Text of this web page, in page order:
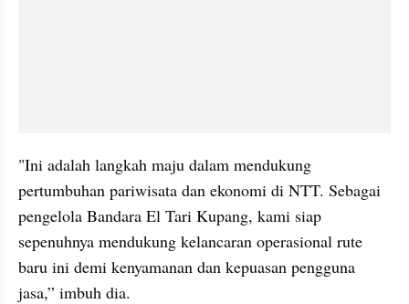
"Ini adalah langkah maju dalam mendukung
pertumbuhan pariwisata dan ekonomi di NTT. Sebagai
pengelola Bandara El Tari Kupang, kami siap
sepenuhnya mendukung kelancaran operasional rute
baru ini demi kenyamanan dan kepuasan pengguna
jasa,” imbuh dia.